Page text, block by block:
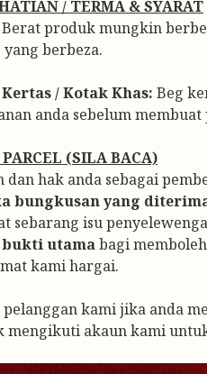
/ TERMA & SYARAT
Berat produk mungkin
berbeza.
/ Kotak Khas: Beg
anda sebelum membuat
(SILA BACA)
dan hak anda sebagai
bungkusan yang
sebarang isu
utamabagi
kami hargai.
kami jika anda
mengikuti akaun kami